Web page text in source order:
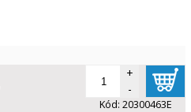
+
-
Kód: 20300463E